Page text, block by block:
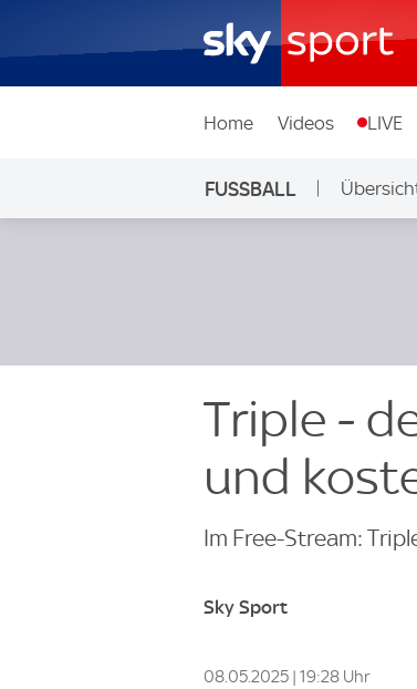
Home Videos LIVE
FUSSBALL
Triple -
und
Im Free-Stream:
Sky Sport
08.05.2025 | 19:28 Uhr